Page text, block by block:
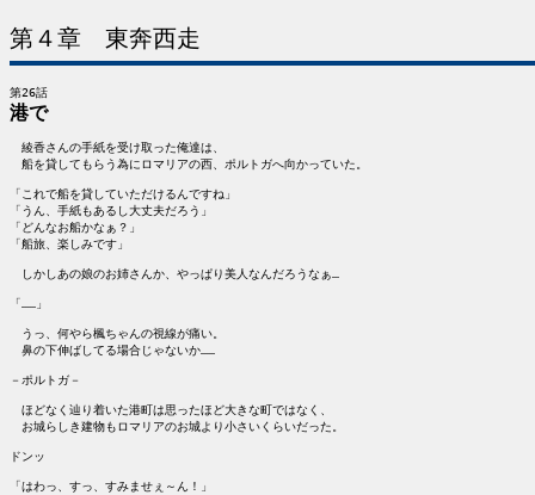
第４章　東奔西走
港で
綾香さんの手紙を受け取った俺達は、
船を貸してもらう為にロマリアの西、ポルトガへ向かっていた。
「これで船を貸していただけるんですね」
「うん、手紙もあるし大丈夫だろう」
「どんなお船かなぁ？」
「船旅、楽しみです」
しかしあの娘のお姉さんか、やっぱり美人なんだろうなぁ…
「……」
うっ、何やら楓ちゃんの視線が痛い。
鼻の下伸ばしてる場合じゃないか……
－ポルトガ－
ほどなく辿り着いた港町は思ったほど大きな町ではなく、
お城らしき建物もロマリアのお城より小さいくらいだった。
ドンッ
「はわっ、すっ、すみませぇ～ん！」